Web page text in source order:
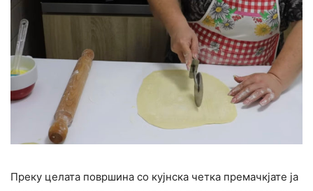
Преку целата површина со кујнска четка премачкјате ја